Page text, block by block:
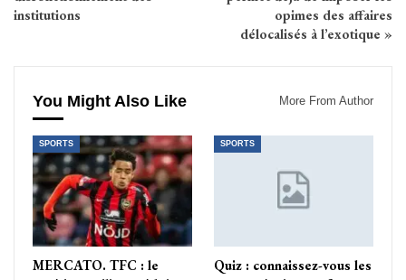
institutions
opimes des affaires
délocalisés à l’exotique »
You Might Also Like More From Author
SPORTS
MERCATO. TFC : le
SPORTS
Quiz : connaissez-vous les